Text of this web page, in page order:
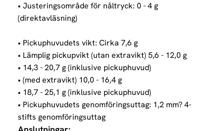
• Justeringsområde för nåltryck: 0 - 4 g
(direktavläsning)
• Pickuphuvudets vikt: Cirka 7,6 g
• Lämplig pickupvikt (utan extravikt) 5,6 - 12,0 g
• 14,3 - 20,7 g (inklusive pickuphuvud)
• (med extravikt) 10,0 - 16,4 g
• 18,7 - 25,1 g (inklusive pickuphuvud)
• Pickuphuvudets genomföringsuttag: 1,2 mm? 4-
stifts genomföringsuttag